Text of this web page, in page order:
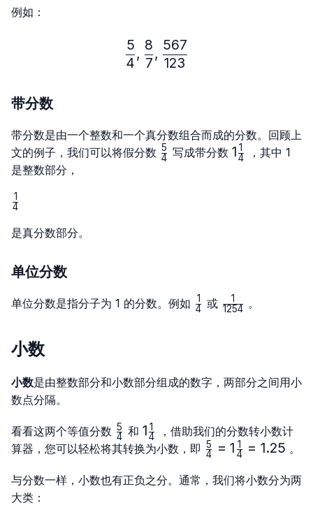
例如：
4
5
,
7
8
,
123
567
带分数
带分数是由一个整数和一个真分数组合而成的分数。回顾上
文的例子，我们可以将假分数 \frac{5}
4
5 写成带分数 1\frac{1}
14
1
，其中 1
是整数部分，
\frac{1}
4
1
是真分数部分。
单位分数
单位分数是指分子为 1 的分数。例如 \frac{1}
4
1 或 \frac{1}
1254
1 。
小数
小数是由整数部分和小数部分组成的数字，两部分之间用小
数点分隔。
看看这两个等值分数 \frac{5}
{4}
4
5 和 1\frac{1}
{4}
14
1
，借助我们的分数转小数计
算器，您可以轻松将其转换为小数，即 \frac{5}
{4}=1.25
4
5 = 1 4
1 = 1.25 。
与分数一样，小数也有正负之分。通常，我们将小数分为两
大类：